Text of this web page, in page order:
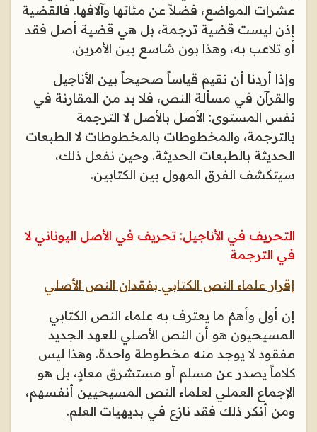
عشرات المواضع، فضلاً عن مئاتها وآلافها. فالقضية
إذن ليست قضية ترجمة، بل هي قضية أصل فقد
أو تلاعب به، وهذا بون شاسع بين الأمرين.
وإذا أردنا أن نقيم قياساً صحيحاً بين الأناجيل
والقرآن في مسألة النص، فلا بد من المقارنة في
نفس المستوى: الأصل بالأصل لا الترجمة
بالترجمة، والمخطوطات بالمخطوطات لا الطبعات
الحديثة بالطبعات الحديثة. وحين نفعل ذلك،
سيتكشف الفرق المهول بين الكتابين.
التحريف في الأناجيل: تحريف في الأصل اليوناني لا
في الترجمة
إقرار علماء النص الكتابي بفقدان النص الأصلي
إن أول وأهمّ ما يعترف به علماء النص الكتابي
المسيحيون هو أن النص الأصلي للعهد الجديد
مفقود لا يوجد منه مخطوطة واحدة. وهذا ليس
كلاماً يصدر عن مسلم أو مستشرق معادٍ، بل هو
الإجماع العملي لعلماء النص المسيحيين أنفسهم،
ومن أنكر ذلك فقد نازع في بديهيات العلم.